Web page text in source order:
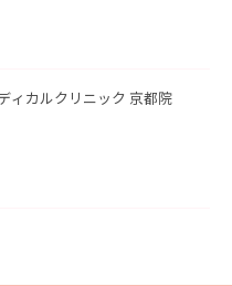
ィカルクリニック 京都院